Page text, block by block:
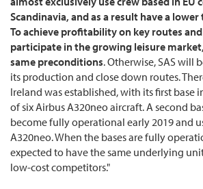
Scandinavia, and as a result have a
To achieve profitability on key routes
participate in the growing leisure
same preconditions. Otherwise, SAS will
its production and close down routes.
Ireland was established, with its first base
of six Airbus A320neo aircraft. A second
become fully operational early 2019 and
A320neo. When the bases are fully
expected to have the same underlying
low-cost competitors."